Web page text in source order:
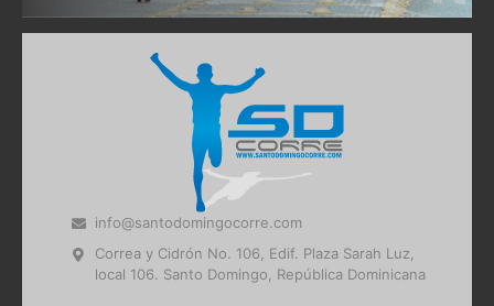
info@santodomingocorre.com
Correa y Cidrón No. 106, Edif. Plaza Sarah Luz,
local 106. Santo Domingo, República Dominicana